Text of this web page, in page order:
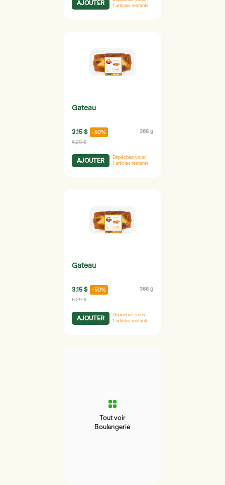
AJOUTER
1 articles restants
Gateau
3.15 $ -50% 368 g
6.29 $
AJOUTER
Dépêchez-vous!
1 articles restants
Gateau
3.15 $ -50% 368 g
6.29 $
AJOUTER
Dépêchez-vous!
1 articles restants
Tout voir
Boulangerie